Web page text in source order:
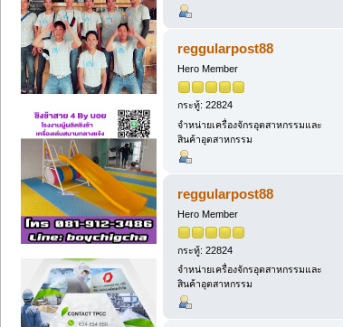
reggularpost88
Hero Member
กระทู้: 22824
จำหน่ายเครื่องจักรอุตสาหกรรมและ
สินค้าอุตสาหกรรม
reggularpost88
Hero Member
กระทู้: 22824
จำหน่ายเครื่องจักรอุตสาหกรรมและ
สินค้าอุตสาหกรรม